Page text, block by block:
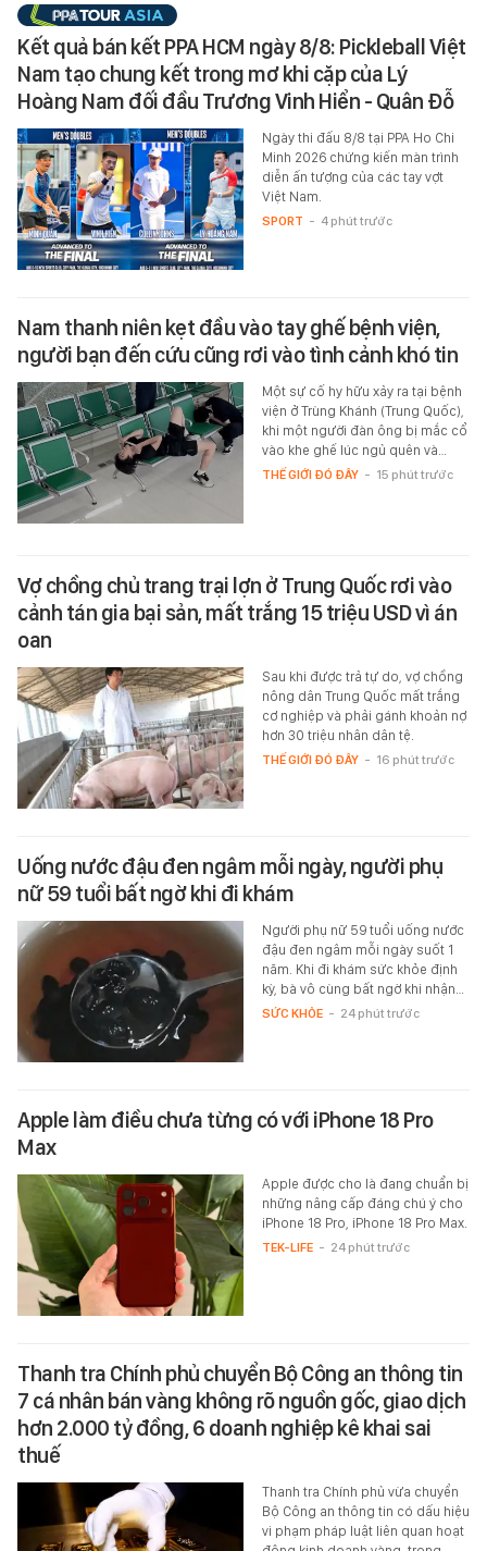
Kết quả bán kết PPA HCM ngày 8/8: Pickleball Việt
Nam tạo chung kết trong mơ khi cặp của Lý
Hoàng Nam đối đầu Trương Vinh Hiển - Quân Đỗ
Ngày thi đấu 8/8 tại PPA Ho Chi
Minh 2026 chứng kiến màn trình
diễn ấn tượng của các tay vợt
Việt Nam.
SPORT - 4 phút trước
Nam thanh niên kẹt đầu vào tay ghế bệnh viện,
người bạn đến cứu cũng rơi vào tình cảnh khó tin
Một sự cố hy hữu xảy ra tại bệnh
viện ở Trùng Khánh (Trung Quốc),
khi một người đàn ông bị mắc cổ
vào khe ghế lúc ngủ quên và…
THẾ GIỚI ĐÓ ĐÂY - 15 phút trước
Vợ chồng chủ trang trại lợn ở Trung Quốc rơi vào
cảnh tán gia bại sản, mất trắng 15 triệu USD vì án
oan
Sau khi được trả tự do, vợ chồng
nông dân Trung Quốc mất trắng
cơ nghiệp và phải gánh khoản nợ
hơn 30 triệu nhân dân tệ.
THẾ GIỚI ĐÓ ĐÂY - 16 phút trước
Uống nước đậu đen ngâm mỗi ngày, người phụ
nữ 59 tuổi bất ngờ khi đi khám
Người phụ nữ 59 tuổi uống nước
đậu đen ngâm mỗi ngày suốt 1
năm. Khi đi khám sức khỏe định
kỳ, bà vô cùng bất ngờ khi nhận…
SỨC KHỎE - 24 phút trước
Apple làm điều chưa từng có với iPhone 18 Pro
Max
Apple được cho là đang chuẩn bị
những nâng cấp đáng chú ý cho
iPhone 18 Pro, iPhone 18 Pro Max.
TEK-LIFE - 24 phút trước
Thanh tra Chính phủ chuyển Bộ Công an thông tin
7 cá nhân bán vàng không rõ nguồn gốc, giao dịch
hơn 2.000 tỷ đồng, 6 doanh nghiệp kê khai sai
thuế
Thanh tra Chính phủ vừa chuyển
Bộ Công an thông tin có dấu hiệu
vi phạm pháp luật liên quan hoạt